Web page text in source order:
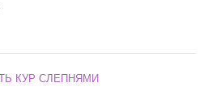
КУР СЛЕПНЯМИ